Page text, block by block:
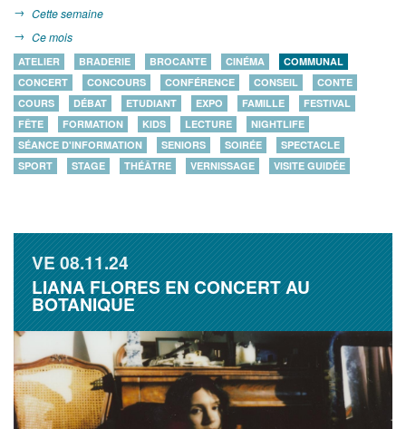
Cette semaine
Ce mois
ATELIER BRADERIE BROCANTE CINÉMA
COMMUNAL
CONCERT
CONCOURS CONFÉRENCE CONSEIL
CONTE
COURS
DÉBAT ETUDIANT EXPO FAMILLE
FESTIVAL
FÊTE
FORMATION KIDS LECTURE
NIGHTLIFE
SÉANCE D'INFORMATION
SENIORS SOIRÉE
SPECTACLE
SPORT
STAGE THÉÂTRE VERNISSAGE VISITE GUIDÉE
VE08.11.24
LIANA FLORES EN CONCERT AU
BOTANIQUE